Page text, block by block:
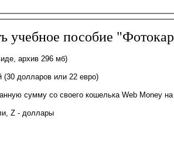
учебное пособие
архив 296 мб)
(30 долларов или 22 евро)
сумму со своего кошелька Web Money
Z - доллары